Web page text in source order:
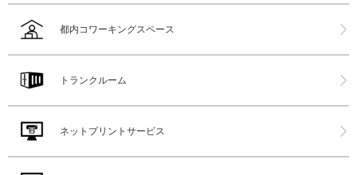
都内コワーキングスペース
トランクルーム
ネットプリントサービス